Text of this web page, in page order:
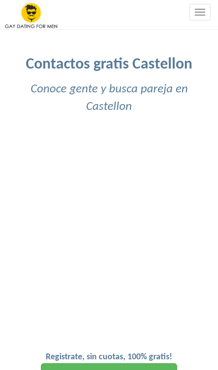
Contactos gratis Castellon
Conoce gente y busca pareja en
Castellon
Registrate, sin cuotas, 100% gratis!